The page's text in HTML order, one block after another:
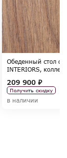
Обеденный стол
INTERIORS,
209 900 ₽
Получить скидку
в наличии